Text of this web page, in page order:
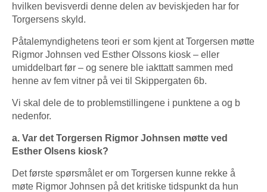
hvilken bevisverdi denne delen av beviskjeden har for
Torgersens skyld.
Påtalemyndighetens teori er som kjent at Torgersen møtte
Rigmor Johnsen ved Esther Olssons kiosk – eller
umiddelbart før – og senere ble iakttatt sammen med
henne av fem vitner på vei til Skippergaten 6b.
Vi skal dele de to problemstillingene i punktene a og b
nedenfor.
a. Var det Torgersen Rigmor Johnsen møtte ved
Esther Olsens kiosk?
Det første spørsmålet er om Torgersen kunne rekke å
møte Rigmor Johnsen på det kritiske tidspunkt da hun